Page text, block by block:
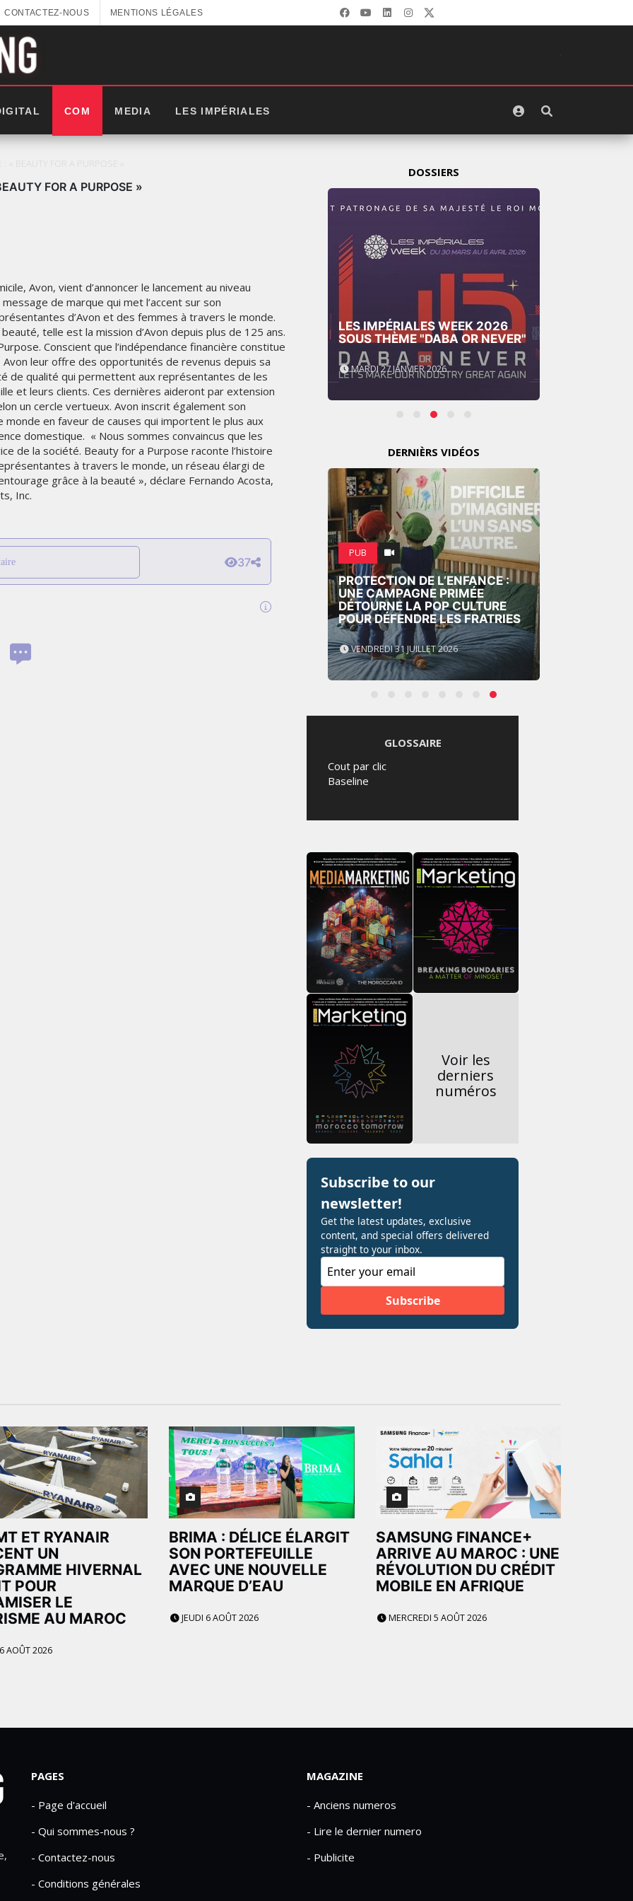
CONTACTEZ-NOUS MENTIONS LÉGALES
COM MEDIA LES IMPÉRIALES
FOR A PURPOSE »
Avon, vient d’annoncer le lancement au niveau
de marque qui met l’accent sur son
d’Avon et des femmes à travers le monde.
telle est la mission d’Avon depuis plus de 125 ans.
Conscient que l’indépendance financière constitue
leur offre des opportunités de revenus depuis sa
de qualité qui permettent aux représentantes de les
et leurs clients. Ces dernières aideront par extension
un cercle vertueux. Avon inscrit également son
en faveur de causes qui importent le plus aux
domestique. « Nous sommes convaincus que les
de la société. Beauty for a Purpose raconte l’histoire
à travers le monde, un réseau élargi de
grâce à la beauté », déclare Fernando Acosta,
Inc.
37
DOSSIERS
LES ÉTOILES 2025
MARDI 10 FÉVRIER 2026
LES IMPÉRIALES WEEK 2026
SOUS THÈME "DABA OR NEVER"
MARDI 27 JANVIER 2026
DERNIÈRS VIDÉOS
MARKETING
LA-Z-BOY MISE SUR LE DESIGN
PUB
PROTECTION DE L’ENFANCE :
UNE CAMPAGNE PRIMÉE
DÉTOURNE LA POP CULTURE
POUR DÉFENDRE LES FRATRIES
VENDREDI 31 JUILLET 2026
GLOSSAIRE
Cout par clic
Baseline
Voir les
derniers
numéros
ET RYANAIR
UN
HIVERNAL
POUR
LE
AU MAROC
AOÛT 2026
BRIMA : DÉLICE ÉLARGIT
SON PORTEFEUILLE
AVEC UNE NOUVELLE
MARQUE D’EAU
JEUDI 6 AOÛT 2026
SAMSUNG FINANCE+
ARRIVE AU MAROC : UNE
RÉVOLUTION DU CRÉDIT
MOBILE EN AFRIQUE
MERCREDI 5 AOÛT 2026
PAGES
- Page d'accueil
- Qui sommes-nous ?
- Contactez-nous
- Conditions générales
MAGAZINE
- Anciens numeros
- Lire le dernier numero
- Publicite